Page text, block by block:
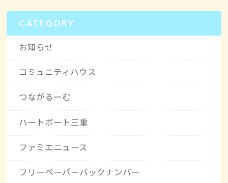
CATEGORY
お知らせ
コミュニティハウス
つながるーむ
ハートボート三重
ファミエニュース
フリーペーパーバックナンバー